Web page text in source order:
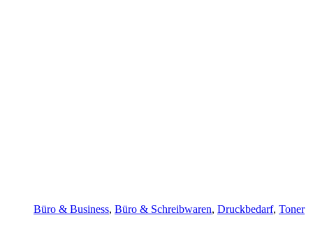
Büro & Business, Büro & Schreibwaren, Druckbedarf, Toner